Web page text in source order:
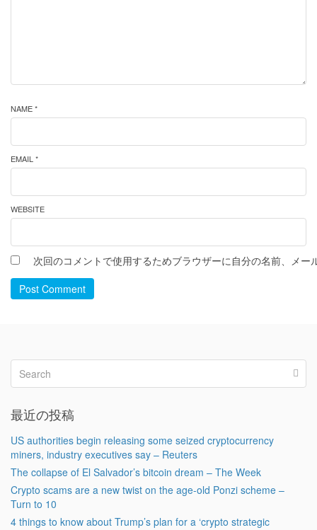
NAME *
EMAIL *
WEBSITE
次回のコメントで使用するためブラウザーに自分の名前、メー
Post Comment
最近の投稿
US authorities begin releasing some seized cryptocurrency
miners, industry executives say – Reuters
The collapse of El Salvador’s bitcoin dream – The Week
Crypto scams are a new twist on the age-old Ponzi scheme –
Turn to 10
4 things to know about Trump’s plan for a ‘crypto strategic